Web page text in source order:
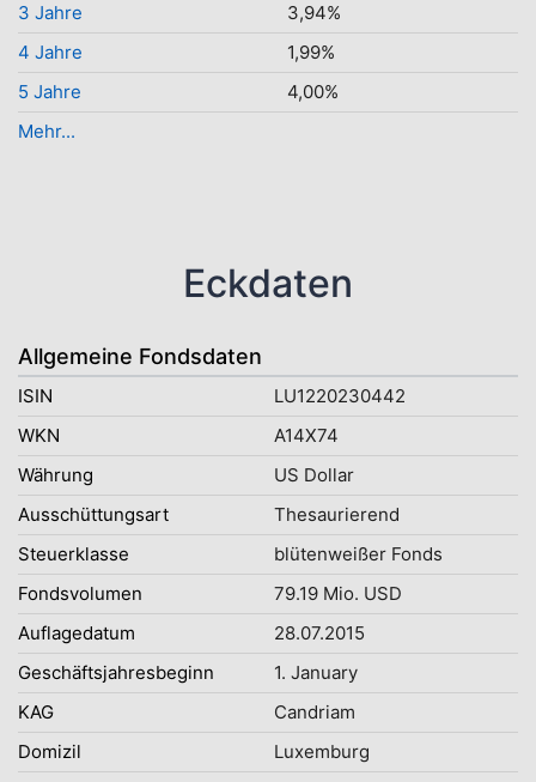
3 Jahre
3,94%
4 Jahre
1,99%
5 Jahre
4,00%
Mehr...
Eckdaten
Allgemeine Fondsdaten
ISIN
LU1220230442
WKN
A14X74
Währung
US Dollar
Ausschüttungsart
Thesaurierend
Steuerklasse
blütenweißer Fonds
Fondsvolumen
79.19 Mio. USD
Auflagedatum
28.07.2015
Geschäftsjahresbeginn
1. January
KAG
Candriam
Domizil
Luxemburg